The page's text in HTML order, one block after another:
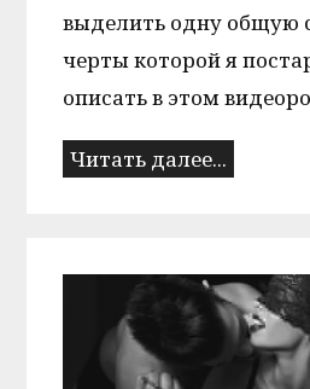
выделить одну общую
черты которой я
описать в этом
Читать далее...